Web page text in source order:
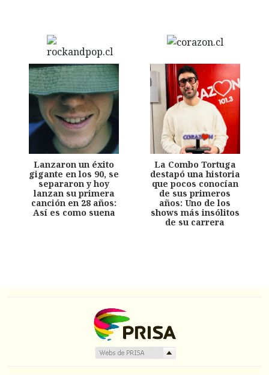
Lanzaron un éxito
gigante en los 90, se
separaron y hoy
lanzan su primera
canción en 28 años:
Así es como suena
La Combo Tortuga
destapó una historia
que pocos conocían
de sus primeros
años: Uno de los
shows más insólitos
de su carrera